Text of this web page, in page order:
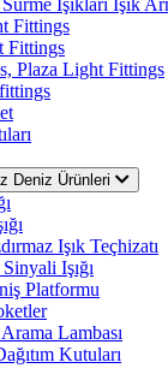
Işıkları Işık
Fittings
Fittings
Plaza Light Fittings
Deniz Ürünleri
Işık Teçhizatı
Işığı
Platformu
Lambası
Kutuları